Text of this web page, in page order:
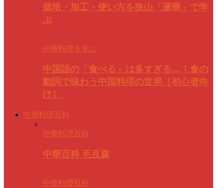
栽培・加工・使い方を狭山「蓮華」で学
ぶ
中華料理を学ぶ
中国語の「食べる」は多すぎる…！食の
動詞で味わう中国料理の世界［初心者向
け］
中華料理百科
中華料理百科
中華百科 毛豆腐
中華料理百科